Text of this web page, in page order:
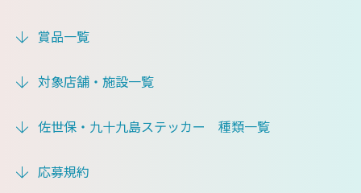
賞品一覧
対象店舗・施設一覧
佐世保・九十九島ステッカー 種類一覧
応募規約